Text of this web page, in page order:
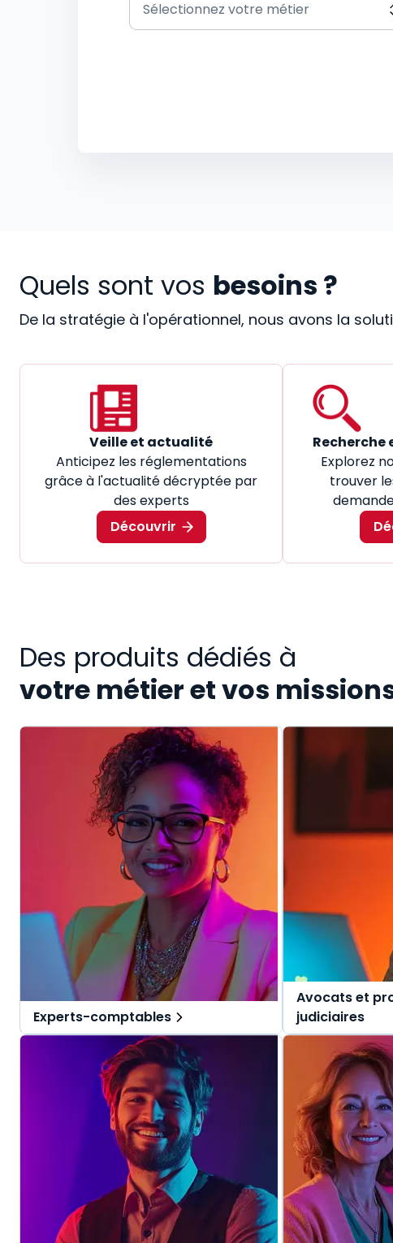
Quels sont vos besoins ?
De la stratégie à l'opérationnel, nous avons la
Veille et actualité
Anticipez les réglementations
grâce à l'actualité décryptée par
des experts
Découvrir
Explorez
trouver
Des produits dédiés à
votre métier et vos
Experts-comptables
Des solutions tout-en-un, spécialement
pensées pour l'expert-comptable et ses
collaborateurs.
Une offre globale pour vous repérer dans
vos missions au quotidien.
Avocats et
judiciaires
Des solutions
pensées pour
judiciaires.
Une offre
vos missions au